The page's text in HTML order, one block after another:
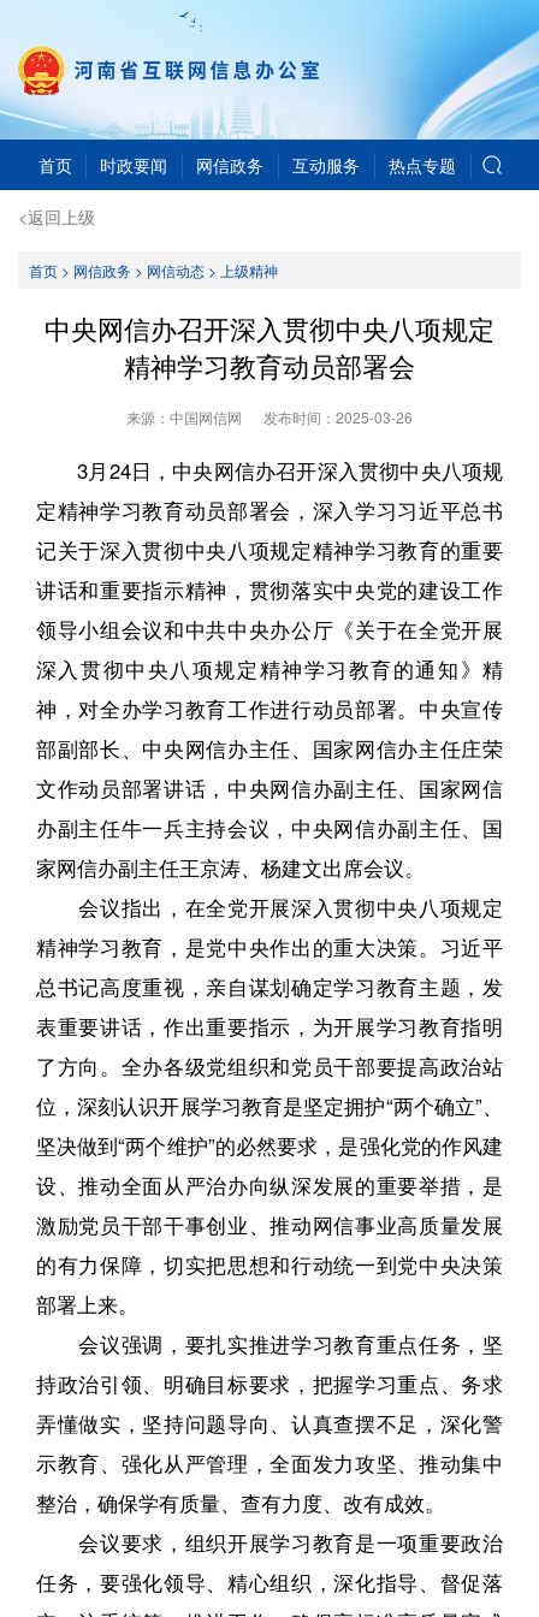
首页 时政要闻 网信政务 互动服务 热点专题
<返回上级
首页> 网信政务> 网信动态> 上级精神
中央网信办召开深入贯彻中央八项规定
精神学习教育动员部署会
来源：中国网信网 发布时间： 2025-03-26
3月24日，中央网信办召开深入贯彻中央八项规
定精神学习教育动员部署会，深入学习习近平总书
记关于深入贯彻中央八项规定精神学习教育的重要
讲话和重要指示精神，贯彻落实中央党的建设工作
领导小组会议和中共中央办公厅《关于在全党开展
深入贯彻中央八项规定精神学习教育的通知》精
神，对全办学习教育工作进行动员部署。中央宣传
部副部长、中央网信办主任、国家网信办主任庄荣
文作动员部署讲话，中央网信办副主任、国家网信
办副主任牛一兵主持会议，中央网信办副主任、国
家网信办副主任王京涛、杨建文出席会议。
会议指出，在全党开展深入贯彻中央八项规定
精神学习教育，是党中央作出的重大决策。习近平
总书记高度重视，亲自谋划确定学习教育主题，发
表重要讲话，作出重要指示，为开展学习教育指明
了方向。全办各级党组织和党员干部要提高政治站
位，深刻认识开展学习教育是坚定拥护“两个确立”、
坚决做到“两个维护”的必然要求，是强化党的作风建
设、推动全面从严治办向纵深发展的重要举措，是
激励党员干部干事创业、推动网信事业高质量发展
的有力保障，切实把思想和行动统一到党中央决策
部署上来。
会议强调，要扎实推进学习教育重点任务，坚
持政治引领、明确目标要求，把握学习重点、务求
弄懂做实，坚持问题导向、认真查摆不足，深化警
示教育、强化从严管理，全面发力攻坚、推动集中
整治，确保学有质量、查有力度、改有成效。
会议要求，组织开展学习教育是一项重要政治
任务，要强化领导、精心组织，深化指导、督促落